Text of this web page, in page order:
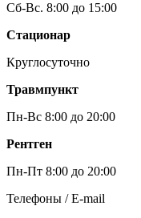
Сб-Вс. 8:00 до 15:00
Стационар
Круглосуточно
Травмпункт
Пн-Вс 8:00 до 20:00
Рентген
Пн-Пт 8:00 до 20:00
Телефоны / E-mail